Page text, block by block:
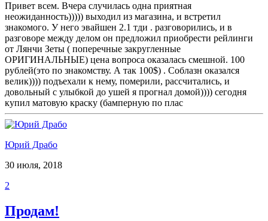
Привет всем. Вчера случилась одна приятная
неожиданность))))) выходил из магазина, и встретил
знакомого. У него эвайшен 2.1 тди . разговорились, и в
разговоре между делом он предложил приобрести рейлинги
от Лянчи Зеты ( поперечные закругленные
ОРИГИНАЛЬНЫЕ) цена вопроса оказалась смешной. 100
рублей(это по знакомству. А так 100$) . Соблазн оказался
велик)))) подъехали к нему, померили, рассчитались, и
довольный с улыбкой до ушей я прогнал домой)))) сегодня
купил матовую краску (бамперную по плас
Юрий Драбо
30 июля, 2018
2
Продам!